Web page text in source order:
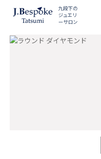
九段下の
ジュエリ
ーサロン